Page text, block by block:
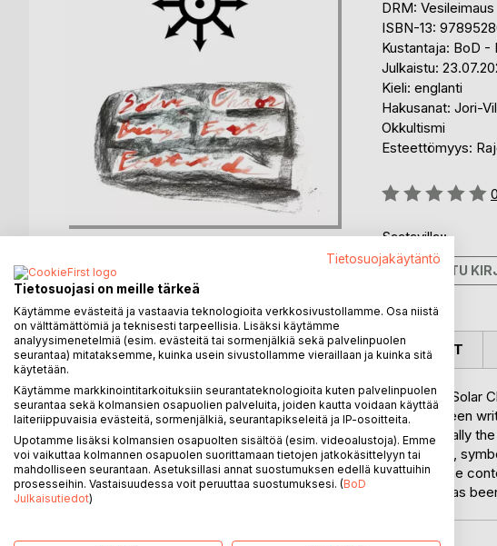
DRM: Vesileimaus
ISBN-13:
Kustantaja: BoD -
Julkaistu:
Kieli: englanti
Hakusanat: Jori-
Okkultismi
Esteettömyys:
Arvostelu::
0
Saatavilla::
PAINETTU
KUVAUS
In this first publication of NEW AEON POETRY, subtitled "Solar
poems in total, 33 in Finnish and 49 in English, that have been
poems are mostly inspired by esoteric influences, especially
influence of other influences such as various Mythologies,
well to the modern era of the New Aeon, especially into the
describing it, where an interest towards occult subjects has
KIRJAILIJA LEHDISTÖARVOSTELUT
Tietosuojakäytäntö
Tietosuojasi on meille tärkeä
Käytämme evästeitä ja vastaavia teknologioita verkkosivustollamme. Osa niistä
on välttämättömiä ja teknisesti tarpeellisia. Lisäksi käytämme
analyysimenetelmiä (esim. evästeitä tai sormenjälkiä sekä palvelinpuolen
seurantaa) mitataksemme, kuinka usein sivustollamme vieraillaan ja kuinka sitä
käytetään.
Käytämme markkinointitarkoituksiin seurantateknologioita kuten palvelinpuolen
seurantaa sekä kolmansien osapuolien palveluita, joiden kautta voidaan käyttää
laiteriippuvaisia evästeitä, sormenjälkiä, seurantapikseleitä ja IP-osoitteita.
Upotamme lisäksi kolmansien osapuolten sisältöä (esim. videoalustoja). Emme
voi vaikuttaa kolmannen osapuolen suorittamaan tietojen jatkokäsittelyyn tai
mahdolliseen seurantaan. Asetuksillasi annat suostumuksen edellä kuvattuihin
prosesseihin. Vastaisuudessa voit peruuttaa suostumuksesi. (BoD
Julkaisutiedot)